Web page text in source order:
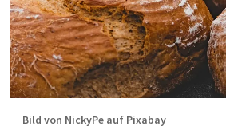
Bild von NickyPe auf Pixabay